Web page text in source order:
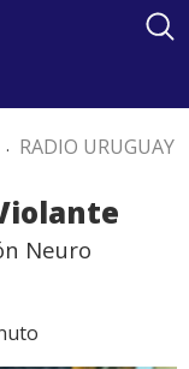
. RADIO URUGUAY
Neuro